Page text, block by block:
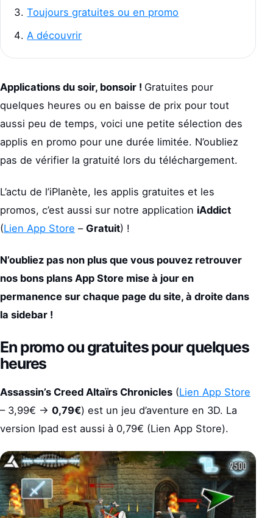
Toujours gratuites ou en promo
A découvrir
Applications du soir, bonsoir ! Gratuites pour
quelques heures ou en baisse de prix pour tout
aussi peu de temps, voici une petite sélection des
applis en promo pour une durée limitée. N’oubliez
pas de vérifier la gratuité lors du téléchargement.
L’actu de l’iPlanète, les applis gratuites et les
promos, c’est aussi sur notre application iAddict
(Lien App Store – Gratuit) !
N’oubliez pas non plus que vous pouvez retrouver
nos bons plans App Store mise à jour en
permanence sur chaque page du site, à droite dans
la sidebar !
En promo ou gratuites pour quelques
heures
Assassin’s Creed Altaïrs Chronicles (Lien App Store
– 3,99€ -> 0,79€) est un jeu d’aventure en 3D. La
version Ipad est aussi à 0,79€ (Lien App Store).